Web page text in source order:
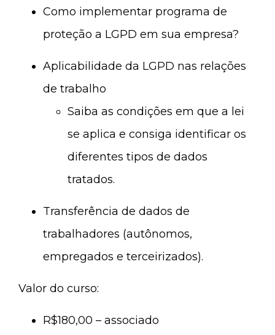
Como implementar programa de
proteção a LGPD em sua empresa?
Aplicabilidade da LGPD nas relações
de trabalho
Saiba as condições em que a lei
se aplica e consiga identificar os
diferentes tipos de dados
tratados.
Transferência de dados de
trabalhadores (autônomos,
empregados e terceirizados).
Valor do curso:
R$180,00 – associado